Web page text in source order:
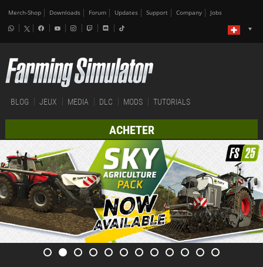
Merch-Shop Downloads Forum Updates Support Company Jobs
BLOG JEUX MEDIA DLC MODS TUTORIALS
ACHETER